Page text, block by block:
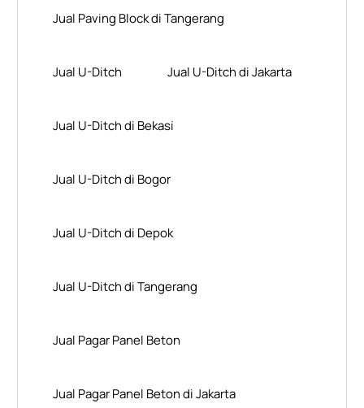
Jual Paving Block di Tangerang
Jual U-Ditch Jual U-Ditch di Jakarta
Jual U-Ditch di Bekasi
Jual U-Ditch di Bogor
Jual U-Ditch di Depok
Jual U-Ditch di Tangerang
Jual Pagar Panel Beton
Jual Pagar Panel Beton di Jakarta